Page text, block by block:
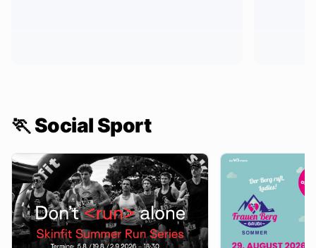
🏃 Social Sport